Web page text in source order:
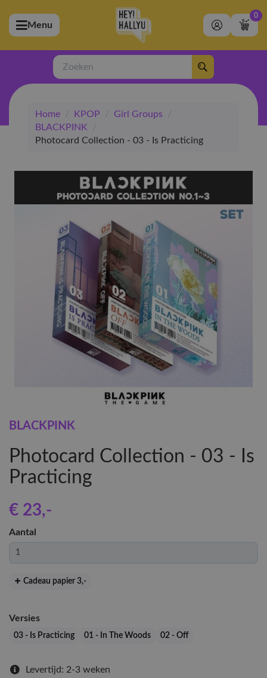
(Artiesten)
(Merchandise)
(Exclusive)
(Winkel)
Menu
0
Zoeken
Home / KPOP / Girl Groups
/
BLACKPINK
/
Photocard Collection - 03 - Is Practicing
BLACKPINK
Photocard Collection - 03 - Is
Practicing
€ 23,-
Aantal
Cadeau papier 3,-
Versies
03 - Is Practicing 01 - In The Woods 02 - Off
Levertijd: 2-3 weken